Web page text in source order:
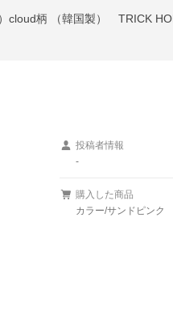
cloud柄 （韓国製） TRICK
投稿者情報
-
購入した商品
カラー/サンドピンク